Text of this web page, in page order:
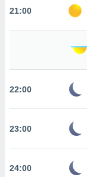
como
en
interés
Para
21:00
22:00
23:00
24:00